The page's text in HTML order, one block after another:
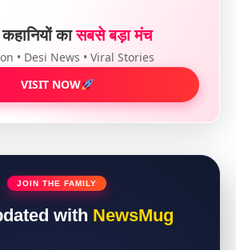
कासबसे बड़ा मंच
• Desi News • Viral Stories
VISIT NOW
JOIN THE FAMILY
with NewsMug